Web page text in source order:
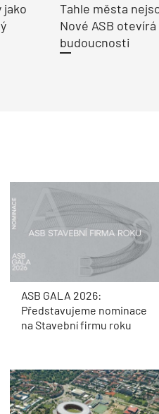
jako
Tahle města
Nové ASB
budoucnosti
ASB GALA 2026:
Představujeme nominace
na Stavební firmu roku